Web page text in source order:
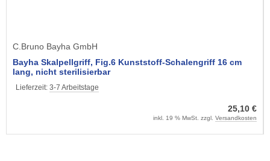
C.Bruno Bayha GmbH
Bayha Skalpellgriff, Fig.6 Kunststoff-Schalengriff 16 cm
lang, nicht sterilisierbar
Lieferzeit: 3-7 Arbeitstage
25,10 €
inkl. 19 % MwSt. zzgl. Versandkosten